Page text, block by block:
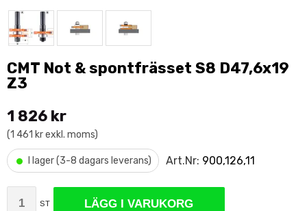
CMT Not & spontfrässet S8 D47,6x19
Z3
1 826 kr
(1 461 kr exkl. moms)
• I lager (3-8 dagars leverans) Art.Nr: 900,126,11
ST LÄGG I VARUKORG